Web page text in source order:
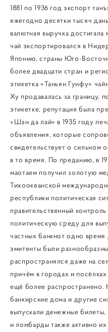
1881 по 1936 год экспорт
ежегодно десятки тысяч
валютная выручка
чай экспортировался в
Японию, страны Юго-
более двадцати стран и
этикетка «Таньян Гунфу»
Ху продавалась за границу,
этикетке, репутация была
«Шэн да лай» в 1935 году
объявления, которые
свидетельствует о сильном
в то время. По преданию, в
маотаем получил золотую
Тихоокеанской
республики политическая
правительственный
политическую среду для
частных банкнот одно время
эмитенты были
распространялся даже на
причём в городах и
ещё более распространено.
банкирские дома и другие
выпускали денежные
и ломбарды также активно